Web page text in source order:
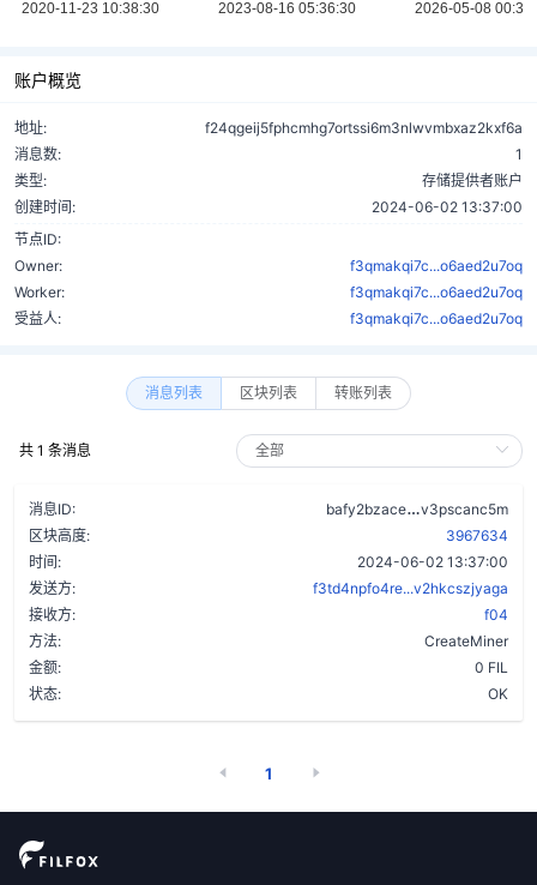
账户概览
地址:
f24qgeij5fphcmhg7ortssi6m3nlwvmbxaz2kxf6a
消息数:
1
类型:
存储提供者账户
创建时间:
2024-06-02 13:37:00
节点ID:
Owner:
f3qmakqi7c...o6aed2u7oq
Worker:
f3qmakqi7c...o6aed2u7oq
受益人:
f3qmakqi7c...o6aed2u7oq
消息列表 区块列表 转账列表
共 1 条消息
消息ID: bafy2bzace
v3pscanc5m
区块高度:
3967634
时间:
2024-06-02 13:37:00
发送方:
f3td4npfo4re...v2hkcszjyaga
接收方:
f04
方法:
CreateMiner
金额:
0 FIL
状态:
OK
1